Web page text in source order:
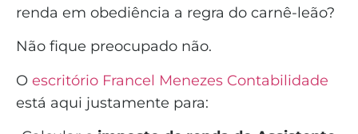
renda em obediência a regra do carnê-leão?
Não fique preocupado não.
O escritório Francel Menezes Contabilidade
está aqui justamente para: